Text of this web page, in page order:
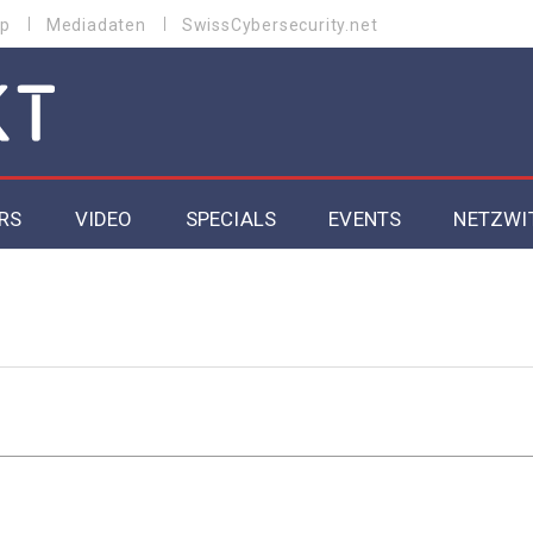
Mediadaten SwissCybersecurity.net
VIDEO SPECIALS
Artificial Intelligence 2025
EVENTS